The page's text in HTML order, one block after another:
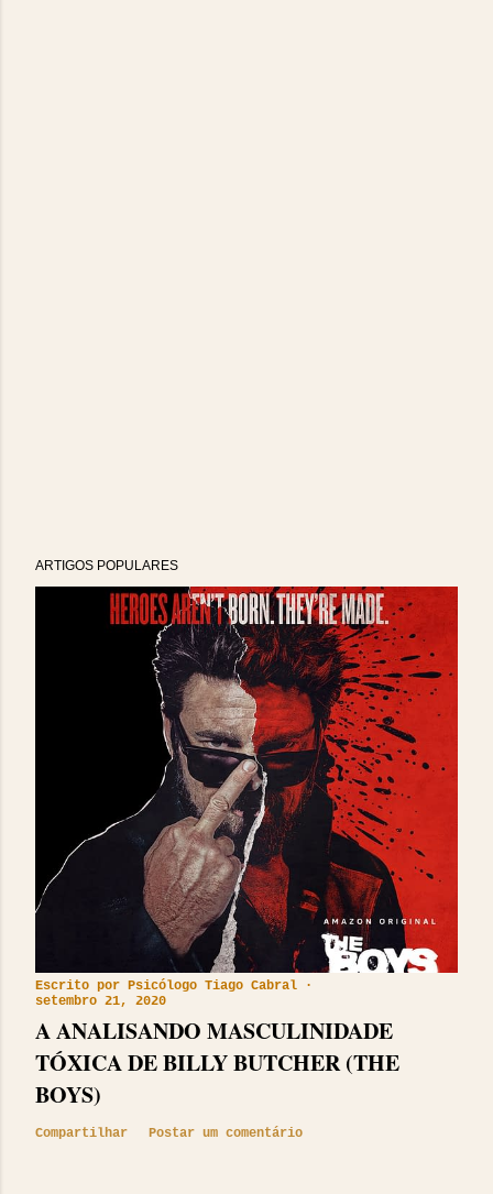
ARTIGOS POPULARES
Escrito por Psicólogo Tiago Cabral
setembro 21, 2020
A ANALISANDO MASCULINIDADE
TÓXICA DE BILLY BUTCHER (THE
BOYS)
Compartilhar Postar um comentário